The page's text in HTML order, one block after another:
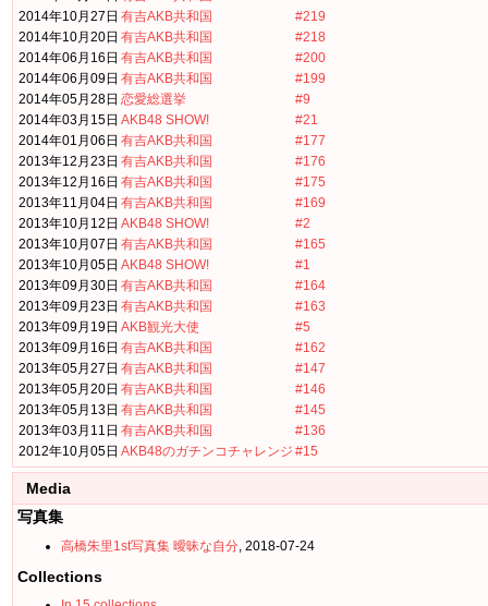
2014年10月27日 有吉AKB共和国
#219
2014年10月20日 有吉AKB共和国
#218
2014年06月16日 有吉AKB共和国
#200
2014年06月09日 有吉AKB共和国
#199
2014年05月28日 恋愛総選挙
#9
2014年03月15日 AKB48 SHOW!
#21
2014年01月06日 有吉AKB共和国
#177
2013年12月23日 有吉AKB共和国
#176
2013年12月16日 有吉AKB共和国
#175
2013年11月04日 有吉AKB共和国
#169
2013年10月12日 AKB48 SHOW!
#2
2013年10月07日 有吉AKB共和国
#165
2013年10月05日 AKB48 SHOW!
#1
2013年09月30日 有吉AKB共和国
#164
2013年09月23日 有吉AKB共和国
#163
2013年09月19日 AKB観光大使
#5
2013年09月16日 有吉AKB共和国
#162
2013年05月27日 有吉AKB共和国
#147
2013年05月20日 有吉AKB共和国
#146
2013年05月13日 有吉AKB共和国
#145
2013年03月11日 有吉AKB共和国
#136
2012年10月05日 AKB48のガチンコチャレンジ #15
Media
写真集
高橋朱里1st写真集 曖昧な自分, 2018-07-24
Collections